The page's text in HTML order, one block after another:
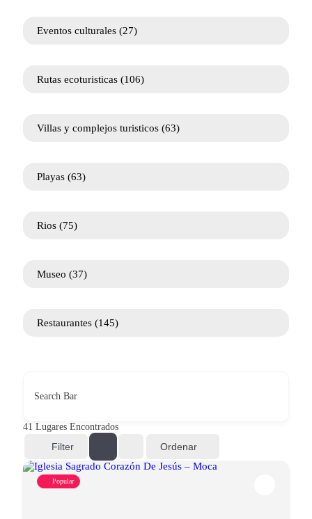
Eventos culturales (27)
Rutas ecoturisticas (106)
Villas y complejos turisticos (63)
Playas (63)
Rios (75)
Museo (37)
Restaurantes (145)
Search Bar
41 Lugares Encontrados
Filter Ordenar
Popular